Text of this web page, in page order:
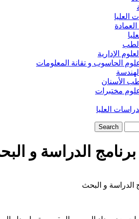
العليا
الإدارية
الحاسوب و تقانة المعلومات
الأسنان
مختبرات
العليا
الدراسة و
الدراسة و البحث